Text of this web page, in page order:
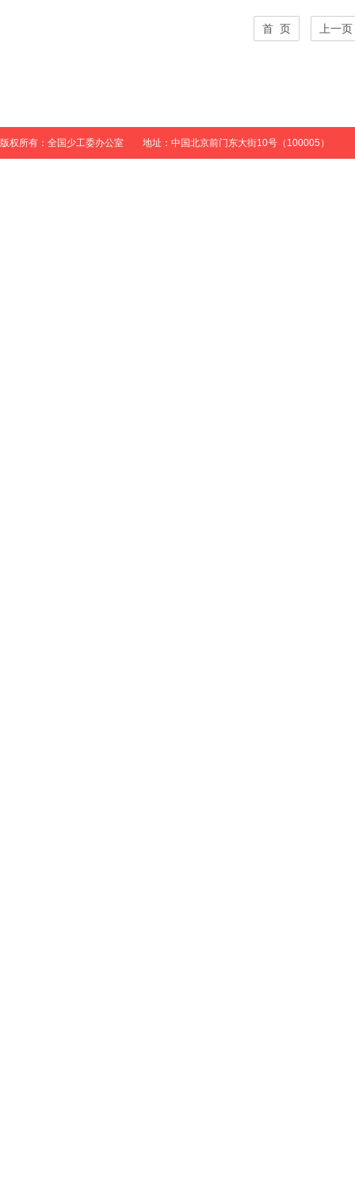
首 页 上一页
版权所有：全国少工委办公室 地址：中国北京前门东大街10号（100005）